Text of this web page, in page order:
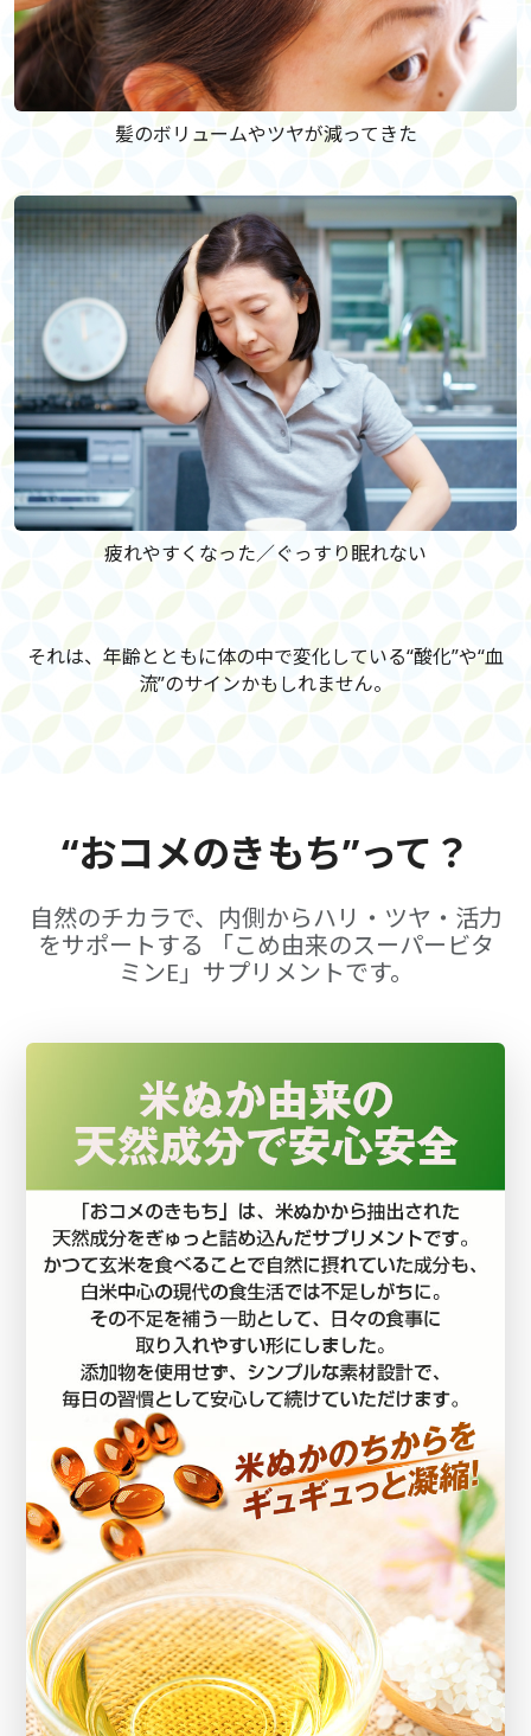
髪のボリュームやツヤが減ってきた
疲れやすくなった／ぐっすり眠れない
それは、年齢とともに体の中で変化している“酸化”や“血
流”のサインかもしれません。
“おコメのきもち”って？
自然のチカラで、内側からハリ・ツヤ・活力
をサポートする 「こめ由来のスーパービタ
ミンE」サプリメントです。